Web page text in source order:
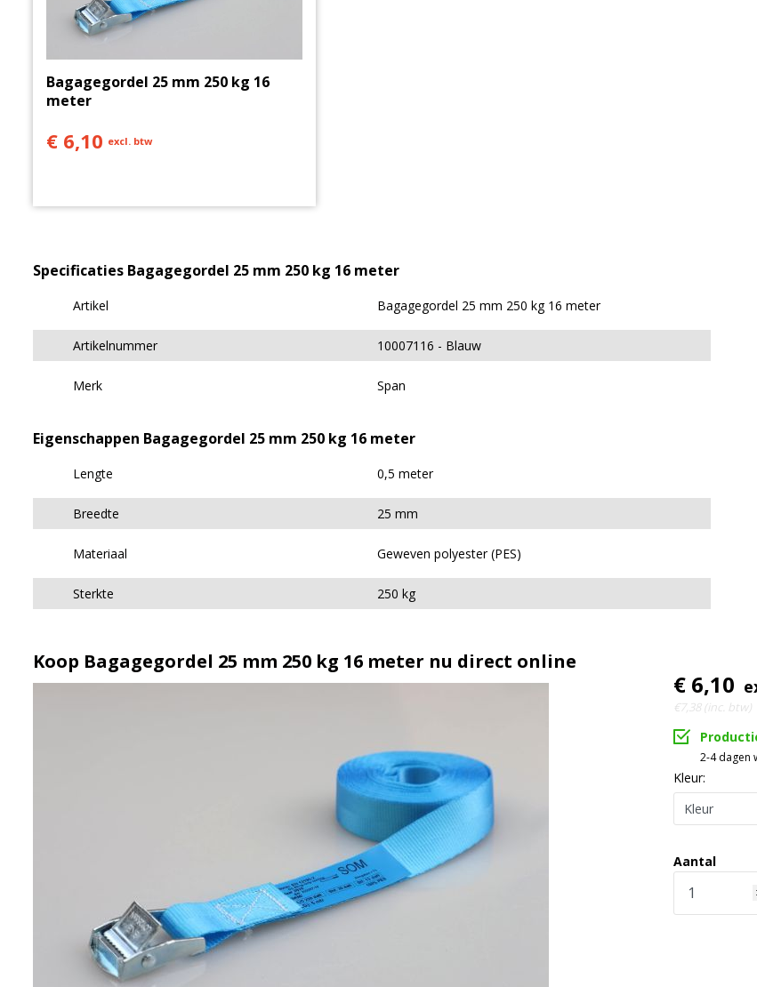
Bagagegordel 25 mm 250 kg 16
meter
€ 6,10 excl. btw
Specificaties Bagagegordel 25 mm 250 kg 16 meter
Artikel Bagagegordel 25 mm 250 kg 16 meter
Artikelnummer 10007116 Blauw
Merk Span
Eigenschappen Bagagegordel 25 mm 250 kg 16 meter
Lengte 0,5 meter
Breedte 25 mm
Materiaal Geweven polyester (PES)
Sterkte 250 kg
Koop Bagagegordel 25 mm 250 kg 16 meter nu direct online
€ 6,10
€7,38 (inc. btw)
2-4 dagen
Kleur:
Aantal